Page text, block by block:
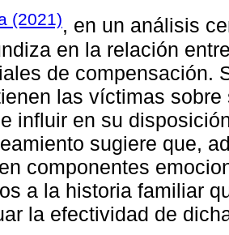
(2021), en un análisis
en la relación
de compensación.
las víctimas
influir en su
sugiere que,
componentes
a la historia familiar
la efectividad de